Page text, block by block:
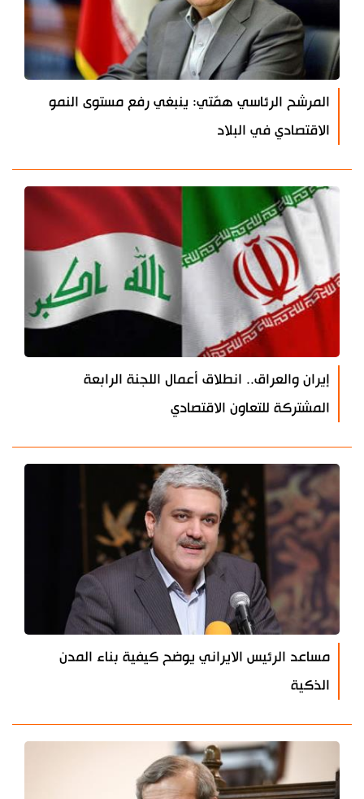
المرشح الرئاسي همّتي: ينبغي رفع مستوى النمو
الاقتصادي في البلاد
إيران والعراق.. انطلاق أعمال اللجنة الرابعة
المشتركة للتعاون الاقتصادي
مساعد الرئيس الايراني يوضح كيفية بناء المدن
الذكية